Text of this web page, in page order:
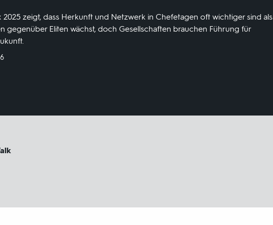
zeigt, dass Herkunft und Netzwerk in Chefetagen oft wichtiger sind als
gegenüber Eliten wächst, doch Gesellschaften brauchen Führung für